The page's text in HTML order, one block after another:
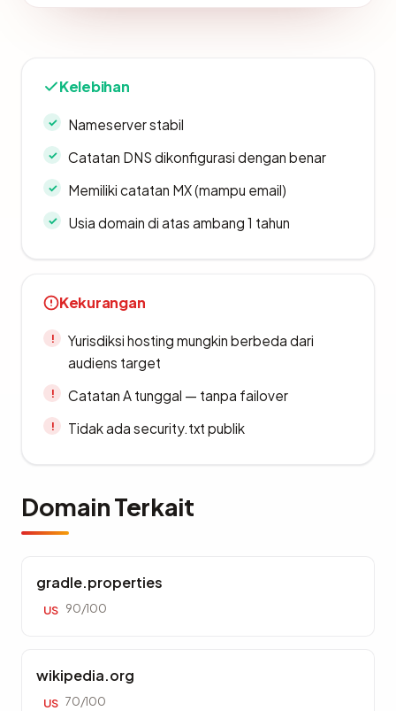
Kelebihan
Nameserver stabil
Catatan DNS dikonfigurasi dengan benar
Memiliki catatan MX (mampu email)
Usia domain di atas ambang 1 tahun
Kekurangan
Yurisdiksi hosting mungkin berbeda dari
audiens target
Catatan A tunggal — tanpa failover
Tidak ada security.txt publik
Domain Terkait
gradle.properties
US 90/100
wikipedia.org
US 70/100